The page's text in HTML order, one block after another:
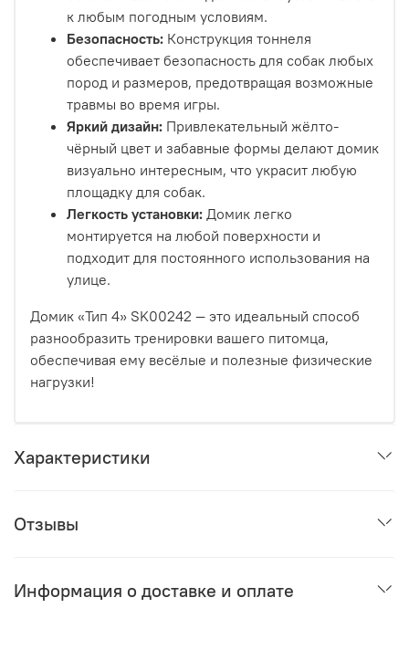
к любым погодным условиям.
Безопасность: Конструкция тоннеля
обеспечивает безопасность для собак любых
пород и размеров, предотвращая возможные
травмы во время игры.
Яркий дизайн: Привлекательный жёлто-
чёрный цвет и забавные формы делают домик
визуально интересным, что украсит любую
площадку для собак.
Легкость установки: Домик легко
монтируется на любой поверхности и
подходит для постоянного использования на
улице.
Домик «Тип 4» SK00242 — это идеальный способ
разнообразить тренировки вашего питомца,
обеспечивая ему весёлые и полезные физические
нагрузки!
Характеристики
Отзывы
Информация о доставке и оплате